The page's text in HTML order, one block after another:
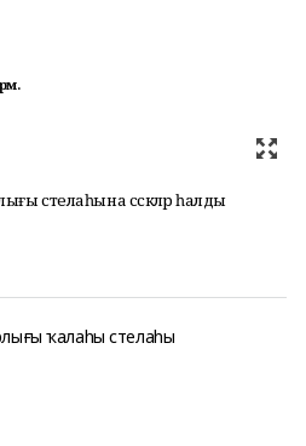
стелаһына сәскәләр һалды
ҡалаһы стелаһы